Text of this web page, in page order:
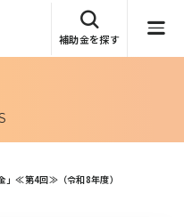
補助金を探す
」≪第4回≫（令和8年度）